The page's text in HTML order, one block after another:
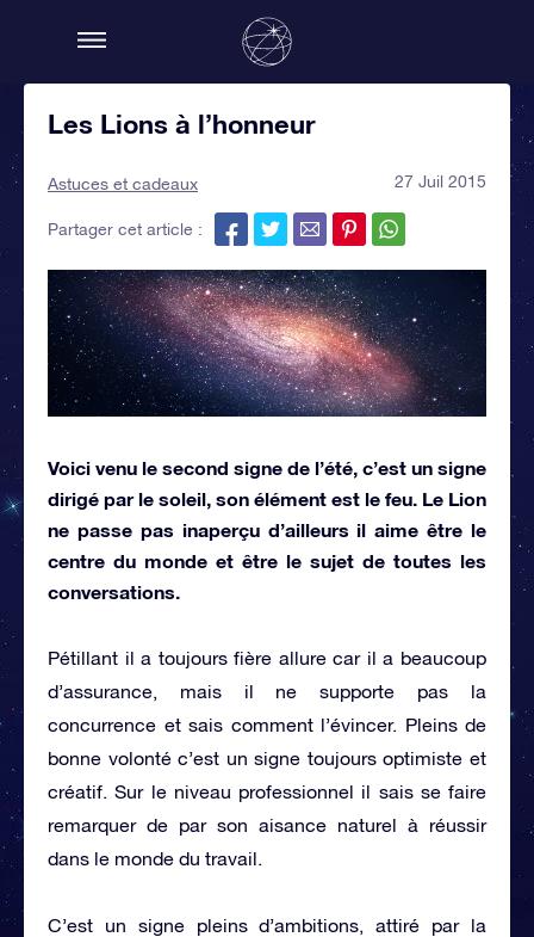
Les Lions à l’honneur
Astuces et cadeaux 27 Juil 2015
Partager cet article :
Voici venu le second signe de l’été, c’est un signe
dirigé par le soleil, son élément est le feu. Le Lion
ne passe pas inaperçu d’ailleurs il aime être le
centre du monde et être le sujet de toutes les
conversations.
Pétillant il a toujours fière allure car il a beaucoup
d’assurance, mais il ne supporte pas la
concurrence et sais comment l’évincer. Pleins de
bonne volonté c’est un signe toujours optimiste et
créatif. Sur le niveau professionnel il sais se faire
remarquer de par son aisance naturel à réussir
dans le monde du travail.
C’est un signe pleins d’ambitions, attiré par la